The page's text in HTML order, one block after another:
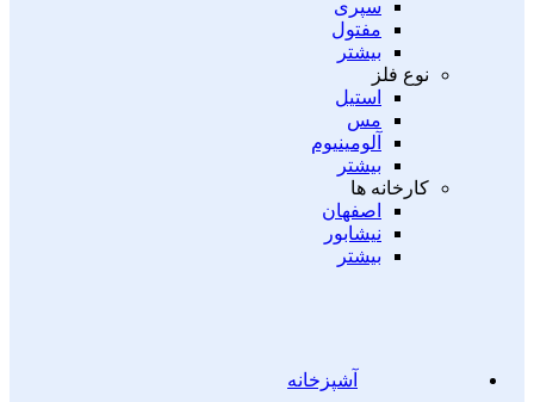
سپری
مفتول
بیشتر
نوع فلز
استیل
مس
آلومینیوم
بیشتر
کارخانه ها
اصفهان
نیشابور
بیشتر
آشپزخانه